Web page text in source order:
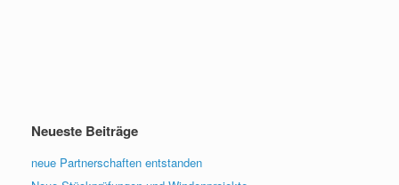
Neueste Beiträge
neue Partnerschaften entstanden